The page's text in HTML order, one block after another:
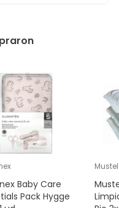
Baby Care
Pack Hygge